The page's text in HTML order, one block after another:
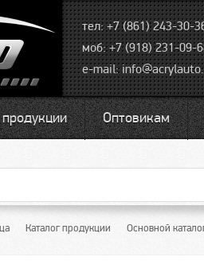
тел: +7 (861) 243-30-
моб: +7 (918) 231-09-
e-mail:
Оптовикам
Каталог продукции Основной